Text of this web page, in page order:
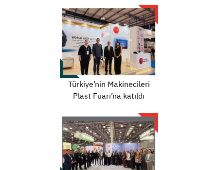
Türkiye’nin Makinecileri
Plast Fuarı’na katıldı